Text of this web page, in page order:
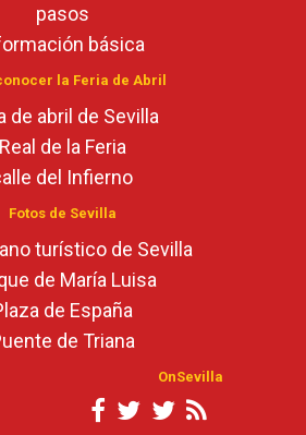
pasos
básica
la Feria de Abril
de abril de Sevilla
Real de la Feria
del Infierno
Fotos de Sevilla
turístico de Sevilla
de María Luisa
de España
de Triana
OnSevilla